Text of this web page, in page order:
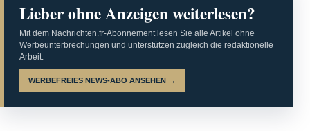
Lieber ohne Anzeigen weiterlesen?
Mit dem Nachrichten.fr-Abonnement lesen Sie alle Artikel ohne
Werbeunterbrechungen und unterstützen zugleich die redaktionelle
Arbeit.
WERBEFREIES NEWS-ABO ANSEHEN →